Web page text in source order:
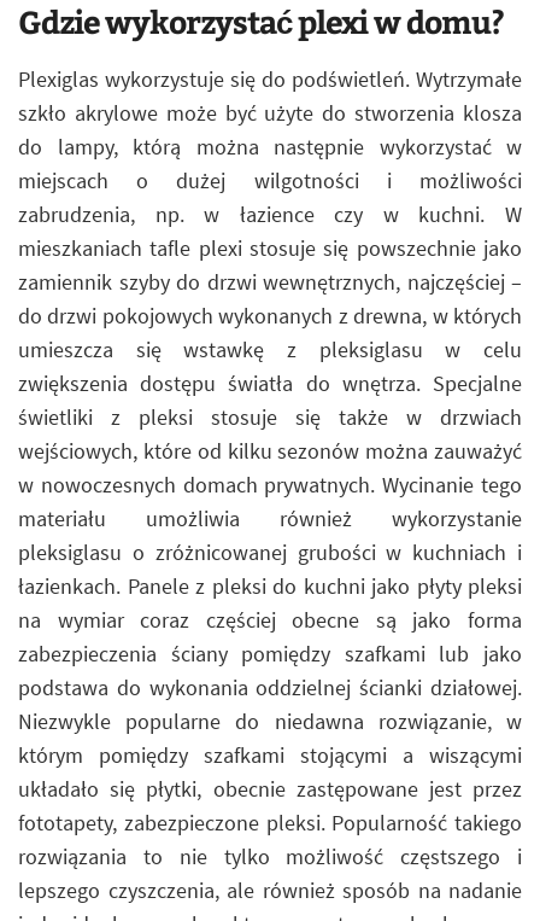
Gdzie wykorzystać plexi w domu?
Plexiglas wykorzystuje się do podświetleń. Wytrzymałe
szkło akrylowe może być użyte do stworzenia klosza
do lampy, którą można następnie wykorzystać w
miejscach o dużej wilgotności i możliwości
zabrudzenia, np. w łazience czy w kuchni. W
mieszkaniach tafle plexi stosuje się powszechnie jako
zamiennik szyby do drzwi wewnętrznych, najczęściej –
do drzwi pokojowych wykonanych z drewna, w których
umieszcza się wstawkę z pleksiglasu w celu
zwiększenia dostępu światła do wnętrza. Specjalne
świetliki z pleksi stosuje się także w drzwiach
wejściowych, które od kilku sezonów można zauważyć
w nowoczesnych domach prywatnych. Wycinanie tego
materiału umożliwia również wykorzystanie
pleksiglasu o zróżnicowanej grubości w kuchniach i
łazienkach. Panele z pleksi do kuchni jako płyty pleksi
na wymiar coraz częściej obecne są jako forma
zabezpieczenia ściany pomiędzy szafkami lub jako
podstawa do wykonania oddzielnej ścianki działowej.
Niezwykle popularne do niedawna rozwiązanie, w
którym pomiędzy szafkami stojącymi a wiszącymi
układało się płytki, obecnie zastępowane jest przez
fototapety, zabezpieczone pleksi. Popularność takiego
rozwiązania to nie tylko możliwość częstszego i
lepszego czyszczenia, ale również sposób na nadanie